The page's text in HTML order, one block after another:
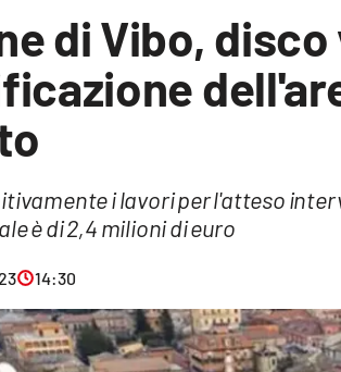
di Vibo,
i lavori per l'atteso
è di 2,4 milioni di euro
14:30